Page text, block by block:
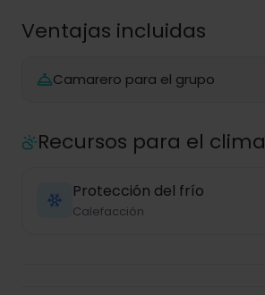
Ventajas incluidas
Camarero para el grupo
Recursos para el clima
Protección del frío
Calefacción